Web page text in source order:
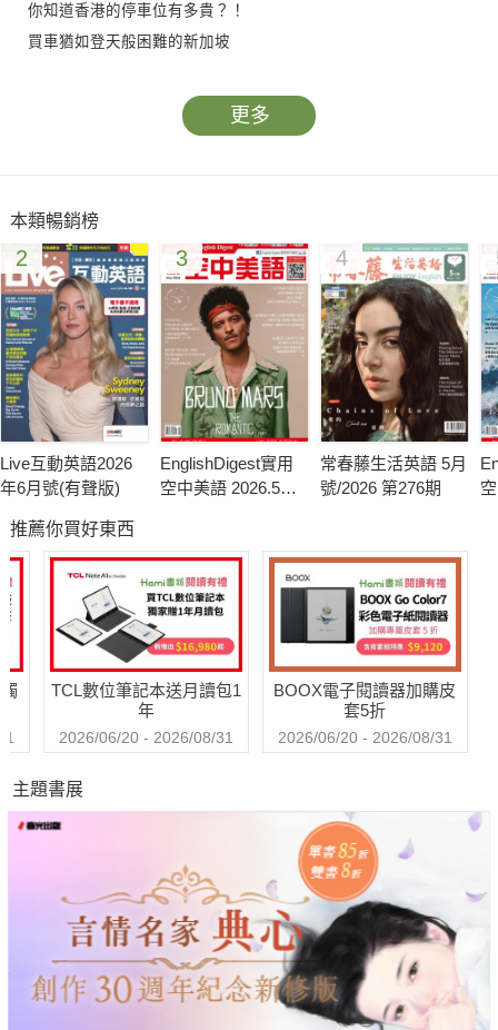
你知道香港的停車位有多貴？！
買車猶如登天般困難的新加坡
「籃球與我」：CNN專訪「詹姆斯大帝」雷霸龍
中國護照地圖引發領土爭議
聽懂氣象英語報導：惡劣天候襲擊義大利
更多
本類暢銷榜
2
Live互動英語2026
年6月號(有聲版)
3
EnglishDigest實用
空中美語 2026.5月
4
常春藤生活英語 5月
號/2026 第276期
推薦你買好東西
TCL數位筆記本送月讀包1
年
2026/06/20 - 2026/08/31
BOOX電子閱讀器加購皮
套5折
2026/06/20 - 2026/08/31
主題書展